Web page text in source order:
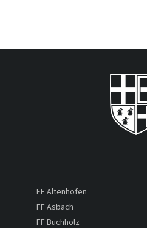
FF Altenhofen
FF Asbach
FF Buchholz